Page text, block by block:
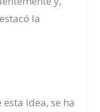
la
idea, se ha